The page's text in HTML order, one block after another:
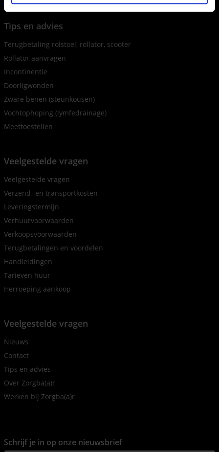
Tips en advies
Terugbetaling rolstoel, rollator, scooter
Rollator aanvragen
Incontinentie
Doorligwonden
Zware benen (steunkousen)
Vochtophoping (lymfedrainage)
Meettoestellen
Veelgestelde vragen
Veelgestelde vragen
Verzend- en transportkosten
Leveringstermijn
Verhuurvoorwaarden
Verkoopsvoorwaarden
Terugbetalingen en voordelen
Handleidingen
Tarieven huur
Herroeping aankoop
Veelgestelde vragen
Nieuws
Contact
Tips en advies
Over Zorgba(a)r
Werken bij Zorgba(a)r
Schrijf je in op onze nieuwsbrief